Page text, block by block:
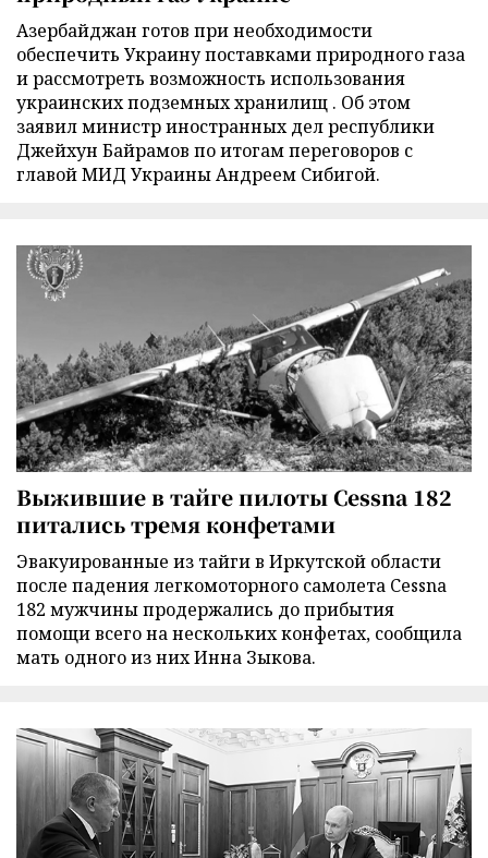
Азербайджан готов при необходимости
обеспечить Украину поставками природного газа
и рассмотреть возможность использования
украинских подземных хранилищ . Об этом
заявил министр иностранных дел республики
Джейхун Байрамов по итогам переговоров с
главой МИД Украины Андреем Сибигой.
Выжившие в тайге пилоты Cessna 182
питались тремя конфетами
Эвакуированные из тайги в Иркутской области
после падения легкомоторного самолета Cessna
182 мужчины продержались до прибытия
помощи всего на нескольких конфетах, сообщила
мать одного из них Инна Зыкова.